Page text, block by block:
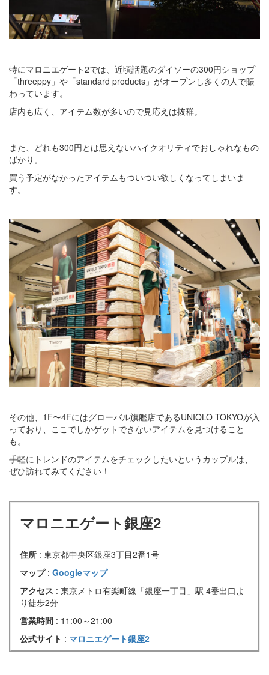
特にマロニエゲート2では、近頃話題のダイソーの300円ショップ
「threeppy」や「standard products」がオープンし多くの人で賑
わっています。
店内も広く、アイテム数が多いので見応えは抜群。
また、どれも300円とは思えないハイクオリティでおしゃれなもの
ばかり。
買う予定がなかったアイテムもついつい欲しくなってしまいま
す。
その他、1F〜4Fにはグローバル旗艦店であるUNIQLO TOKYOが入
っており、ここでしかゲットできないアイテムを見つけること
も。
手軽にトレンドのアイテムをチェックしたいというカップルは、
ぜひ訪れてみてください！
マロニエゲート銀座2
住所 : 東京都中央区銀座3丁目2番1号
マップ : Googleマップ
アクセス : 東京メトロ有楽町線「銀座一丁目」駅 4番出口よ
り徒歩2分
営業時間 : 11:00～21:00
公式サイト : マロニエゲート銀座2